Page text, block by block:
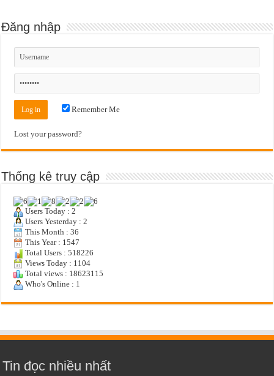
Đăng nhập
Remember Me
Lost your password?
Thống kê truy cập
Users Today : 2
Users Yesterday : 2
This Month : 36
This Year : 1547
Total Users : 518226
Views Today : 1104
Total views : 18623115
Who's Online : 1
Tin đọc nhiều nhất